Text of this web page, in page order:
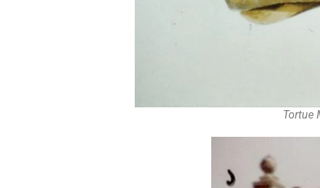
Tortue